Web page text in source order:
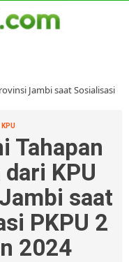
KPU
Tahapan
KPU
saat
PKPU 2
2024